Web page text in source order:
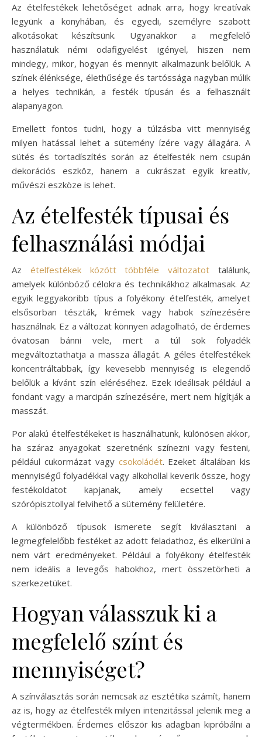
Az ételfestékek lehetőséget adnak arra, hogy kreatívak
legyünk a konyhában, és egyedi, személyre szabott
alkotásokat készítsünk. Ugyanakkor a megfelelő
használatuk némi odafigyelést igényel, hiszen nem
mindegy, mikor, hogyan és mennyit alkalmazunk belőlük. A
színek élénksége, élethűsége és tartóssága nagyban múlik
a helyes technikán, a festék típusán és a felhasznált
alapanyagon.
Emellett fontos tudni, hogy a túlzásba vitt mennyiség
milyen hatással lehet a sütemény ízére vagy állagára. A
sütés és tortadíszítés során az ételfesték nem csupán
dekorációs eszköz, hanem a cukrászat egyik kreatív,
művészi eszköze is lehet.
Az ételfesték típusai és
felhasználási módjai
Az ételfestékek között többféle változatot találunk,
amelyek különböző célokra és technikákhoz alkalmasak. Az
egyik leggyakoribb típus a folyékony ételfesték, amelyet
elsősorban tészták, krémek vagy habok színezésére
használnak. Ez a változat könnyen adagolható, de érdemes
óvatosan bánni vele, mert a túl sok folyadék
megváltoztathatja a massza állagát. A géles ételfestékek
koncentráltabbak, így kevesebb mennyiség is elegendő
belőlük a kívánt szín eléréséhez. Ezek ideálisak például a
fondant vagy a marcipán színezésére, mert nem hígítják a
masszát.
Por alakú ételfestékeket is használhatunk, különösen akkor,
ha száraz anyagokat szeretnénk színezni vagy festeni,
például cukormázat vagy csokoládét. Ezeket általában kis
mennyiségű folyadékkal vagy alkohollal keverik össze, hogy
festékoldatot kapjanak, amely ecsettel vagy
szórópisztollyal felvihető a sütemény felületére.
A különböző típusok ismerete segít kiválasztani a
legmegfelelőbb festéket az adott feladathoz, és elkerülni a
nem várt eredményeket. Például a folyékony ételfesték
nem ideális a levegős habokhoz, mert összetörheti a
szerkezetüket.
Hogyan válasszuk ki a
megfelelő színt és
mennyiséget?
A színválasztás során nemcsak az esztétika számít, hanem
az is, hogy az ételfesték milyen intenzitással jelenik meg a
végtermékben. Érdemes először kis adagban kipróbálni a